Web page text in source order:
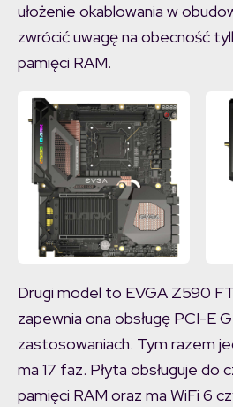
ułożenie okablowania w
zwrócić uwagę na obecność
pamięci RAM.
Drugi model to EVGA Z590
zapewnia ona obsługę PCI-E
zastosowaniach. Tym razem
ma 17 faz. Płyta obsługuje do
pamięci RAM oraz ma WiFi 6